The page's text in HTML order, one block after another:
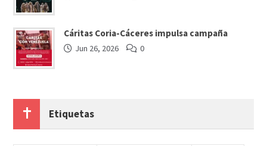
Cáritas Coria-Cáceres impulsa campaña
Jun 26, 2026 0
Etiquetas